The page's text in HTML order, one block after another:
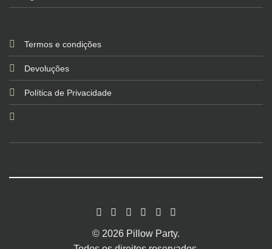
Termos e condições
Devoluções
Política de Privacidade
© 2026 Pillow Party.